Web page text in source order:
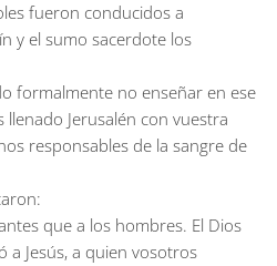
fueron conducidos a
y el sumo sacerdote los
formalmente no enseñar en ese
llenado Jerusalén con vuestra
responsables de la sangre de
que a los hombres. El Dios
a Jesús, a quien vosotros